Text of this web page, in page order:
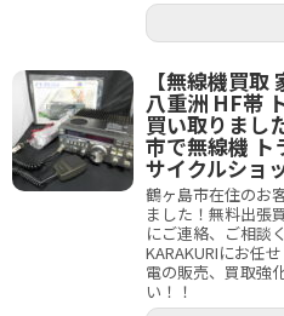
【無線機買取
八重洲 HF帯
買い取りまし
市で無線機 ト
サイクルショ
鶴ヶ島市在住のお
ました！無料出張
にご連絡、ご相談
KARAKURIにお任
電の販売、買取強
い！！